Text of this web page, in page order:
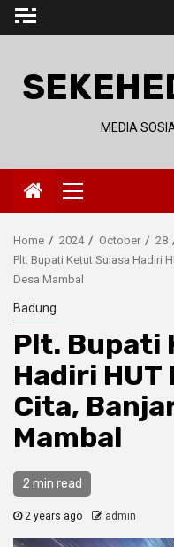
Skip
MEDIA
Primary
Menu
Home 2024 October
28
Plt. Bupati Ketut Suiasa Hadiri
Desa Mambal
Badung
Plt. Bupati
Hadiri HUT
Cita,
Mambal
2 min read
2 years ago admin